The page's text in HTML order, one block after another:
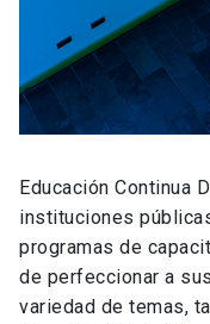
Educación Continua
instituciones
programas de
de perfeccionar a
variedad de temas,